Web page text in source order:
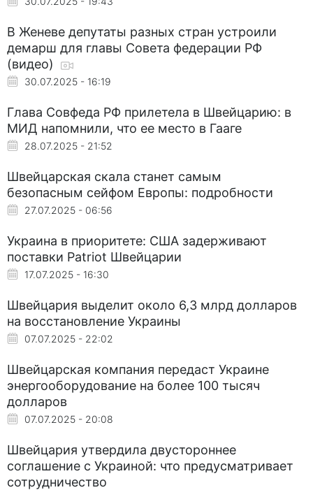
В Женеве депутаты разных стран устроили
демарш для главы Совета федерации РФ
(видео)
30.07.2025 - 16:19
Глава Совфеда РФ прилетела в Швейцарию: в
МИД напомнили, что ее место в Гааге
28.07.2025 - 21:52
Швейцарская скала станет самым
безопасным сейфом Европы: подробности
27.07.2025 - 06:56
Украина в приоритете: США задерживают
поставки Patriot Швейцарии
17.07.2025 - 16:30
Швейцария выделит около 6,3 млрд долларов
на восстановление Украины
07.07.2025 - 22:02
Швейцарская компания передаст Украине
энергооборудование на более 100 тысяч
долларов
07.07.2025 - 20:08
Швейцария утвердила двустороннее
соглашение с Украиной: что предусматривает
сотрудничество